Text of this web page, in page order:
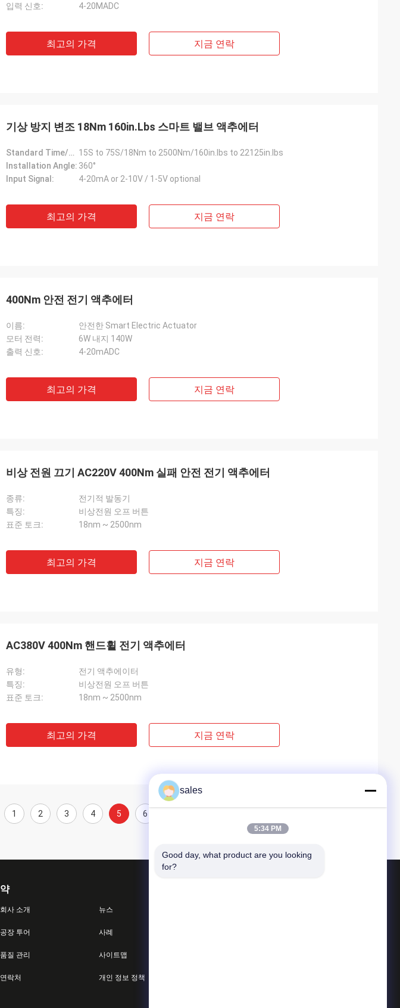
입력 신호:
4-20MADC
최고의 가격 지금 연락
기상 방지 변조 18Nm 160in.Lbs 스마트 밸브 액추에터
Standard Time/Torque: 15S to 75S/18Nm to 2500Nm/160in.lbs to 22125in.lbs
Installation Angle: 360°
Input Signal:
4-20mA or 2-10V / 1-5V optional
최고의 가격 지금 연락
400Nm 안전 전기 액추에터
이름:
안전한 Smart Electric Actuator
모터 전력:
6W 내지 140W
출력 신호:
4-20mADC
최고의 가격 지금 연락
비상 전원 끄기 AC220V 400Nm 실패 안전 전기 액추에터
종류:
전기적 발동기
특징:
비상전원 오프 버튼
표준 토크:
18nm ~ 2500nm
최고의 가격 지금 연락
AC380V 400Nm 핸드휠 전기 액추에터
유형:
전기 액추에이터
특징:
비상전원 오프 버튼
표준 토크:
18nm ~ 2500nm
최고의 가격 지금 연락
1 2 3 4 5 6
약
회사 소개
공장 투어
품질 관리
연락처
뉴스
사례
사이트맵
개인 정보 정책
sales
5:34 PM
Good day, what product are you looking
for?